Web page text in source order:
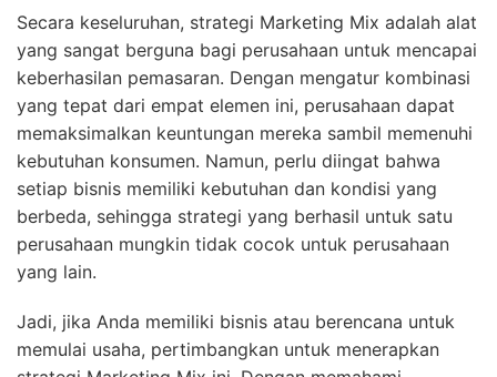
Secara keseluruhan, strategi Marketing Mix adalah alat
yang sangat berguna bagi perusahaan untuk mencapai
keberhasilan pemasaran. Dengan mengatur kombinasi
yang tepat dari empat elemen ini, perusahaan dapat
memaksimalkan keuntungan mereka sambil memenuhi
kebutuhan konsumen. Namun, perlu diingat bahwa
setiap bisnis memiliki kebutuhan dan kondisi yang
berbeda, sehingga strategi yang berhasil untuk satu
perusahaan mungkin tidak cocok untuk perusahaan
yang lain.
Jadi, jika Anda memiliki bisnis atau berencana untuk
memulai usaha, pertimbangkan untuk menerapkan